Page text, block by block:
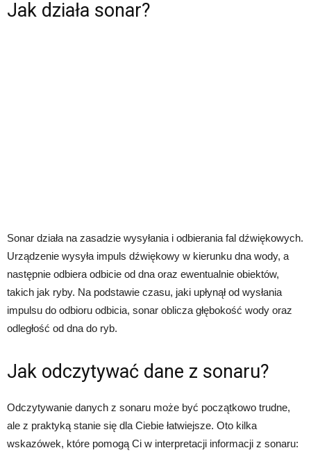
Jak działa sonar?
Sonar działa na zasadzie wysyłania i odbierania fal dźwiękowych.
Urządzenie wysyła impuls dźwiękowy w kierunku dna wody, a
następnie odbiera odbicie od dna oraz ewentualnie obiektów,
takich jak ryby. Na podstawie czasu, jaki upłynął od wysłania
impulsu do odbioru odbicia, sonar oblicza głębokość wody oraz
odległość od dna do ryb.
Jak odczytywać dane z sonaru?
Odczytywanie danych z sonaru może być początkowo trudne,
ale z praktyką stanie się dla Ciebie łatwiejsze. Oto kilka
wskazówek, które pomogą Ci w interpretacji informacji z sonaru: